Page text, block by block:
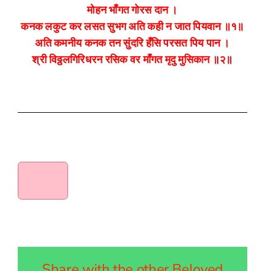
मोहन भाँगत गोरस दान ।
कनक लकुट कर लसत सुभग अति कही न जात पियवान ॥१॥
अति कमनीय कनक तन सुंदरि हँसि परसत पिय पान ।
श्री विठ्ठलगिरिधरन रसिक वर माँगत मृदु मुसिकान ॥२॥